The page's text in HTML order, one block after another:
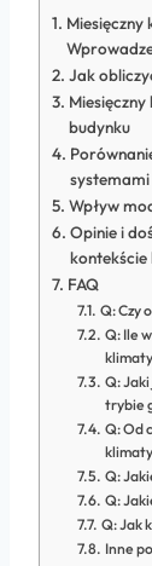
Jak
budynku
Wpływ
Opinie i
kontekście
FAQ
Q: Czy
Q: Ile
Q:
trybie
Q: Od
Q:
Q:
Q: Jak
Inne